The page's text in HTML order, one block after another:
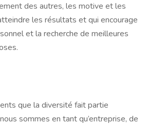
des autres, les motive et les
les résultats et qui encourage
et la recherche de meilleures
que la diversité fait partie
sommes en tant qu’entreprise, de